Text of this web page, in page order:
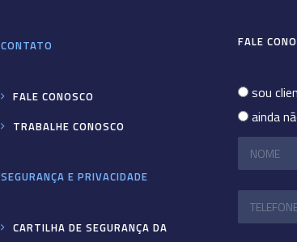
CONTATO
FALE CONOSCO
TRABALHE CONOSCO
SEGURANÇA E PRIVACIDADE
CARTILHA DE SEGURANÇA DA
FALE
sou
ainda